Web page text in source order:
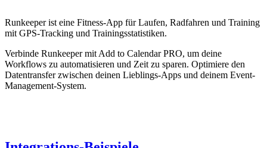
Runkeeper ist eine Fitness-App für Laufen, Radfahren und Training
mit GPS-Tracking und Trainingsstatistiken.
Verbinde Runkeeper mit Add to Calendar PRO, um deine
Workflows zu automatisieren und Zeit zu sparen. Optimiere den
Datentransfer zwischen deinen Lieblings-Apps und deinem Event-
Management-System.